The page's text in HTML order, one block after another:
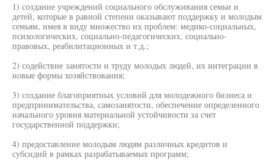
1) создание учреждений социального обслуживания семьи и
детей, которые в равной степени оказывают поддержку и молодым
семьям, имея в виду множество их проблем: медико-социальных,
психологических, социально-педагогических, социально-
правовых, реабилитационных и т.д.;
2) содействие занятости и труду молодых людей, их интеграции в
новые формы хозяйствования;
3) создание благоприятных условий для молодежного бизнеса и
предпринимательства, самозанятости, обеспечение определенного
начального уровня материальной устойчивости за счет
государственной поддержки;
4) предоставление молодым людям различных кредитов и
субсидий в рамках разрабатываемых программ;